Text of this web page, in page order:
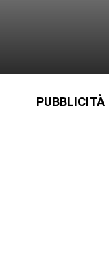
PUBBLICITÀ